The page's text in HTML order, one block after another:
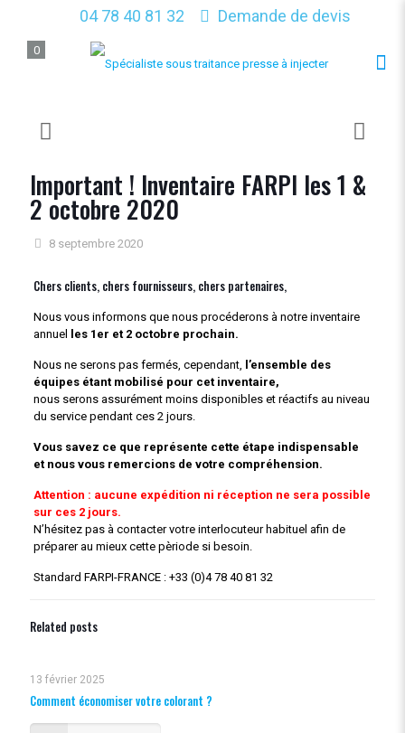
04 78 40 81 32 Demande de devis
0
Important ! Inventaire FARPI les 1 &
2 octobre 2020
8 septembre 2020
Chers clients, chers fournisseurs, chers partenaires,
Nous vous informons que nous procéderons à notre inventaire
annuel
les 1er et 2 octobre prochain.
Nous ne serons pas fermés, cependant, l’ensemble des
équipes étant mobilisé pour cet inventaire,
nous serons assurément moins disponibles et réactifs au niveau
du service pendant ces 2 jours.
Vous savez ce que représente cette étape indispensable
et nous vous remercions de votre compréhension.
Attention : aucune expédition ni réception ne sera possible
sur ces 2 jours.
N’hésitez pas à contacter votre interlocuteur habituel afin de
préparer au mieux cette pèriode si besoin.
Standard FARPI-FRANCE : +33 (0)4 78 40 81 32
Related posts
13 février 2025
Comment économiser votre colorant ?